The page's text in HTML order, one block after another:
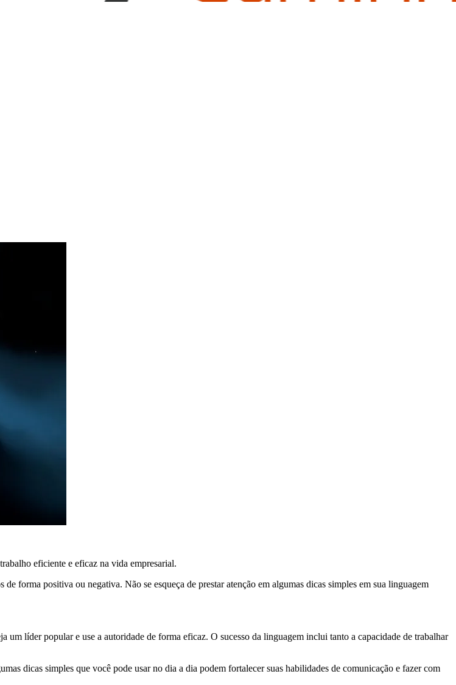
eficiente e eficaz na vida empresarial.
forma positiva ou negativa. Não se esqueça de prestar atenção em algumas dicas simples em sua linguagem
um líder popular e use a autoridade de forma eficaz. O sucesso da linguagem inclui tanto a capacidade de trabalhar
dicas simples que você pode usar no dia a dia podem fortalecer suas habilidades de comunicação e fazer com